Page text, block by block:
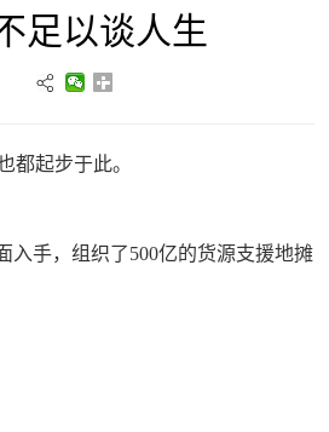
足以谈人生
都起步于此。
入手，组织了500亿的货源支援地摊